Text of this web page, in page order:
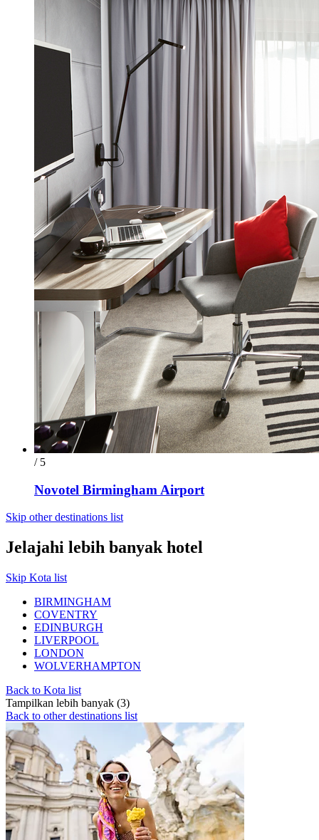
/ 5
Novotel Birmingham Airport
Skip other destinations list
Jelajahi lebih banyak hotel
Skip Kota list
BIRMINGHAM
COVENTRY
EDINBURGH
LIVERPOOL
LONDON
WOLVERHAMPTON
Back to Kota list
Tampilkan lebih banyak (3)
Back to other destinations list